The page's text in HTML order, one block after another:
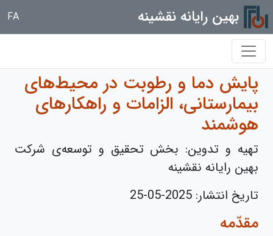
بهین رایانه نقشینه FA
پایش دما و رطوبت در محیط‌های
بیمارستانی، الزامات و راهکارهای
هوشمند
تهیه و تدوین: بخش تحقیق و توسعه‌ی شرکت
بهین رایانه نقشینه
تاریخ انتشار: 2025-05-25
مقدّمه